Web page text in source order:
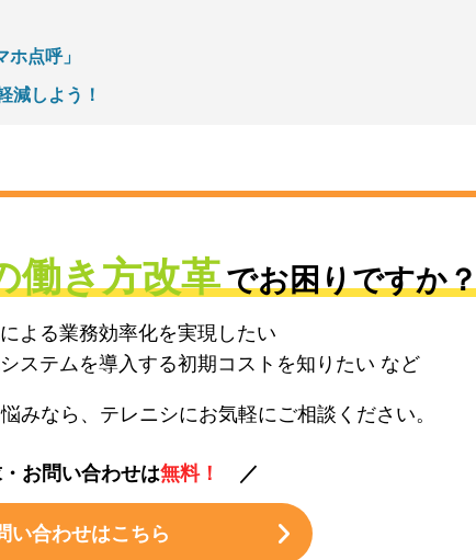
点呼」
減しよう！
働き方改革でお困りですか
よる業務効率化を実現したい
ステムを導入する初期コストを知りたい など
みなら、テレニシにお気軽にご相談ください。
お問い合わせは無料！ ／
い合わせはこちら